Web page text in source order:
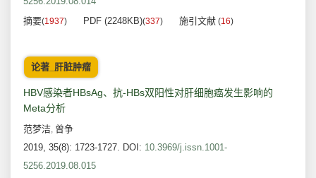
摘要(1937) PDF (2248KB)(337) 施引文献 (16)
论著_肝脏肿瘤
HBV感染者HBsAg、抗-HBs双阳性对肝细胞癌发生影响的
Meta分析
范梦洁, 曾争
2019, 35(8): 1723-1727. DOI: 10.3969/j.issn.1001-
5256.2019.08.015